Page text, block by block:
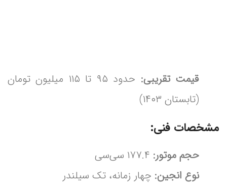
قیمت تقریبی:
حدود ۹۵ تا ۱۱۵ میلیون تومان
(تابستان ۱۴۰۳)
مشخصات فنی:
حجم موتور:
نوع انجین: چهار زمانه، تک سیلندر